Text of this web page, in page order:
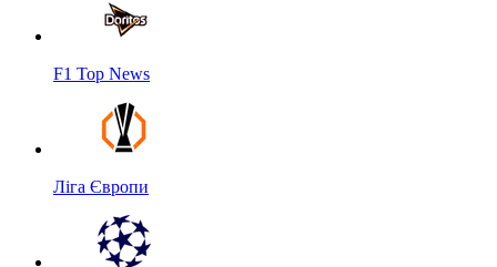
F1 Top News
Ліга Європи